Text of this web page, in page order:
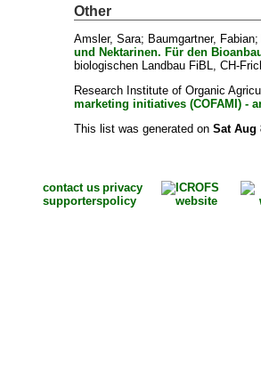
Other
Amsler, Sara; Baumgartner, Fabian;
und Nektarinen. Für den
biologischen Landbau FiBL, CH-
Research Institute of Organic
marketing initiatives (COFAMI) -
This list was generated onSat Aug
contact us
supporters
privacy
policy